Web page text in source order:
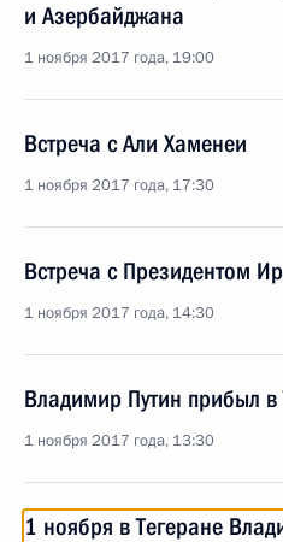
и Азербайджана
1 ноября 2017 года, 19:00
Встреча с Али Хаменеи
1 ноября 2017 года, 17:30
Встреча с Президентом
1 ноября 2017 года, 14:30
Владимир Путин прибыл в
1 ноября 2017 года, 13:30
1 ноября в Тегеране